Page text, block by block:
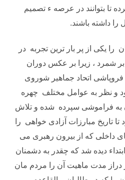
تا بتوانند در عرصه ء تصمیم
داشته باشند.
یکی از پر بار ترین تجربه در
بر شمرد ، زیرا بر عکس دوران
اتحاد جماهیر شوروی
و نظر به عوامل مختلف چهره
به فراموشی سپرده شده و تلاش
تاریخ مبارزات آزادی خواهی را
داخلی که از بیرون رهبری می
دیده شد که چقدر به دشمنان
دراز مدت ماهیت آن را مردم مان